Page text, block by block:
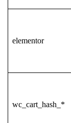
elementor
wc_cart_hash_*